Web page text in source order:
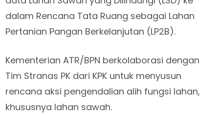
dalam Rencana Tata Ruang sebagai Lahan
Pertanian Pangan Berkelanjutan (LP2B).
Kementerian ATR/BPN berkolaborasi dengan
Tim Stranas PK dari KPK untuk menyusun
rencana aksi pengendalian alih fungsi lahan,
khususnya lahan sawah.